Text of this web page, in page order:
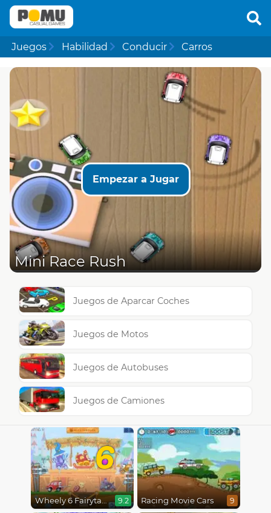
Juegos Habilidad Conducir Carros
Empezar a Jugar
Mini Race Rush
Juegos de Aparcar Coches
Juegos de Motos
Juegos de Autobuses
Juegos de Camiones
6
Wheely 6 Fairytale 9.2 Racing Movie Cars 9